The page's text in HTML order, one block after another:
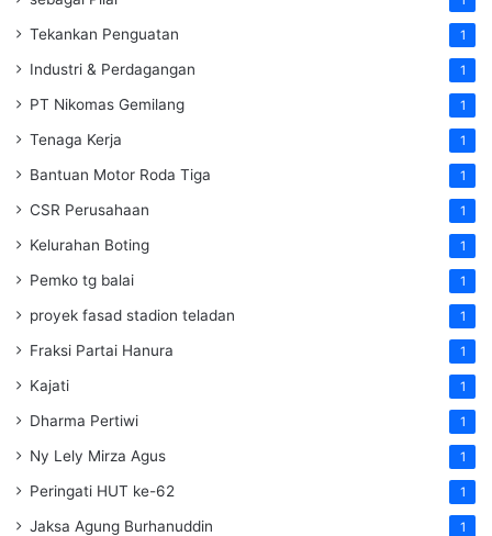
Tekankan Penguatan 1
Industri & Perdagangan 1
PT Nikomas Gemilang 1
Tenaga Kerja 1
Bantuan Motor Roda Tiga 1
CSR Perusahaan 1
Kelurahan Boting 1
Pemko tg balai 1
proyek fasad stadion teladan 1
Fraksi Partai Hanura 1
Kajati 1
Dharma Pertiwi 1
Ny Lely Mirza Agus 1
Peringati HUT ke-62 1
Jaksa Agung Burhanuddin 1